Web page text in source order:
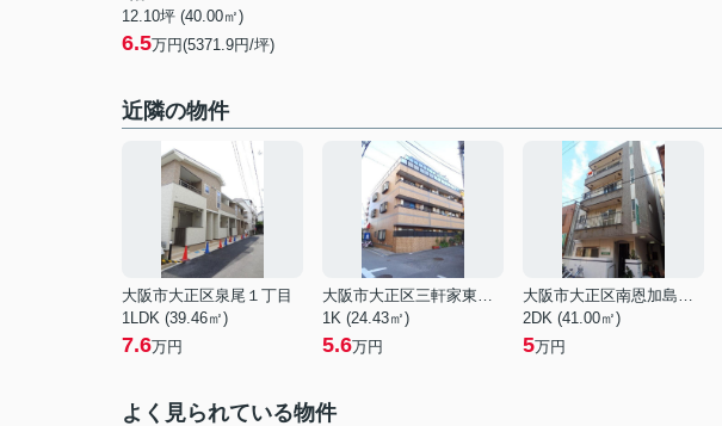
12.10坪 (40.00㎡)
6.5万円(5371.9円/坪)
近隣の物件
大阪市大正区泉尾１丁目
1LDK (39.46㎡)
7.6万円
大阪市大正区三軒家東１丁目
1K (24.43㎡)
5.6万円
大阪市大正区南恩加島３丁目
2DK (41.00㎡)
5万円
よく見られている物件